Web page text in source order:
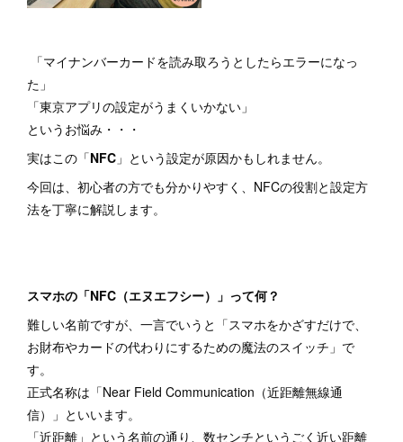
「マイナンバーカードを読み取ろうとしたらエラーになっ
た」
「東京アプリの設定がうまくいかない」
というお悩み・・・
実はこの「NFC 」という設定が原因かもしれません。
今回は、初心者の方でも分かりやすく、NFCの役割と設定方
法を丁寧に解説します。
スマホの「NFC（エヌエフシー）」って何？
難しい名前ですが、一言でいうと「スマホをかざすだけで、
お財布やカードの代わりにするための魔法のスイッチ」で
す。
正式名称は「Near Field Communication（近距離無線通
信）」といいます。
「近距離」という名前の通り、数センチというごく近い距離